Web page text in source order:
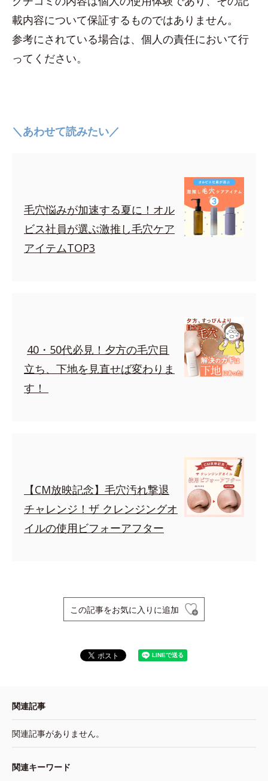
載内容について保証するものではありません。
参考にされている場合は、個人の責任において行
ってください。
＼あわせて読みたい／
毛穴悩みが加速する夏に！オル
ビス社員が選ぶ激推し毛穴ケア
アイテムTOP3
40・50代必見！夕方の毛穴目
立ち、下地を見直せば変わりま
す！
【CM放映記念】毛穴汚れ撃退
チャレンジ！ザ クレンジングオ
イルの使用ビフォーアフター
この記事をお気に入りに追加
関連記事
関連記事がありません。
関連キーワード